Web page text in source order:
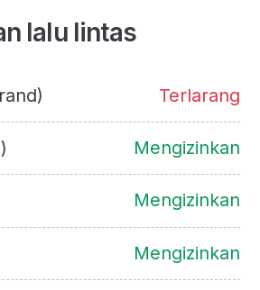
lalu lintas
Terlarang
Mengizinkan
Mengizinkan
Mengizinkan